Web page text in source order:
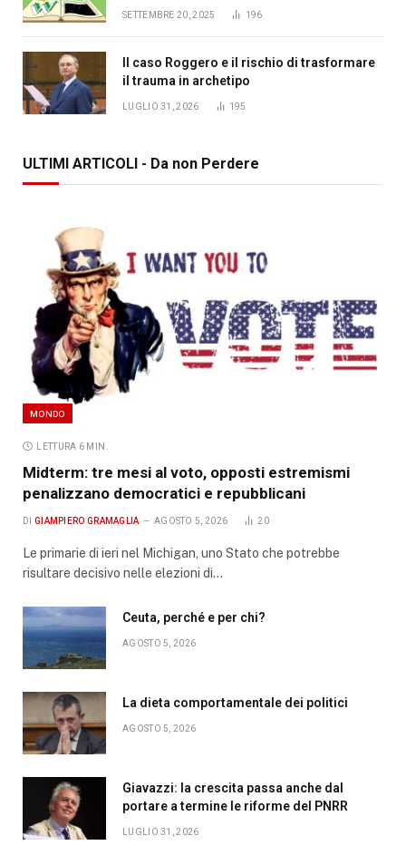
SETTEMBRE 20, 2025 196
Il caso Roggero e il rischio di trasformare
il trauma in archetipo
LUGLIO 31, 2026 195
ULTIMI ARTICOLI - Da non Perdere
MONDO
LETTURA 6 MIN.
Midterm: tre mesi al voto, opposti estremismi
penalizzano democratici e repubblicani
DI GIAMPIERO GRAMAGLIA AGOSTO 5, 2026 20
Le primarie di ieri nel Michigan, uno Stato che potrebbe
risultare decisivo nelle elezioni di…
Ceuta, perché e per chi?
AGOSTO 5, 2026
La dieta comportamentale dei politici
AGOSTO 5, 2026
Giavazzi: la crescita passa anche dal
portare a termine le riforme del PNRR
LUGLIO 31, 2026